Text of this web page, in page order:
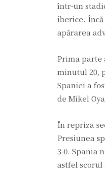
într-un
iberice.
apărarea
Prima parte
minutul 20,
Spaniei a
de Mikel
În repriza
Presiunea
3-0. Spania
astfel scorul